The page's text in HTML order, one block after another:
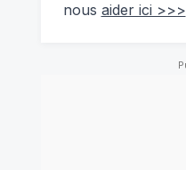
nous aider ici >>>